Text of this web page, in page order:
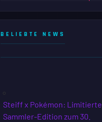
BELIEBTE NEWS
Steiff x Pokémon: Limitierte
Sammler-Edition zum 30.